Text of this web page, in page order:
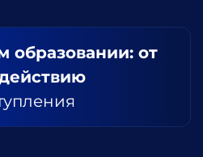
образовании: от